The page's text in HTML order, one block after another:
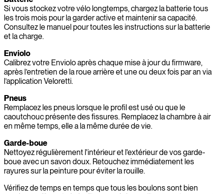
Si vous stockez votre vélo longtemps, chargez la batterie tous
les trois mois pour la garder active et maintenir sa capacité.
Consultez le manuel pour toutes les instructions sur la batterie
et la charge.
Enviolo
Calibrez votre Enviolo après chaque mise à jour du firmware,
après l’entretien de la roue arrière et une ou deux fois par an via
l’application Veloretti.
Pneus
Remplacez les pneus lorsque le profil est usé ou que le
caoutchouc présente des fissures. Remplacez la chambre à air
en même temps, elle a la même durée de vie.
Garde-boue
Nettoyez régulièrement l'intérieur et l'extérieur de vos garde-
boue avec un savon doux. Retouchez immédiatement les
rayures sur la peinture pour éviter la rouille.
Vérifiez de temps en temps que tous les boulons sont bien